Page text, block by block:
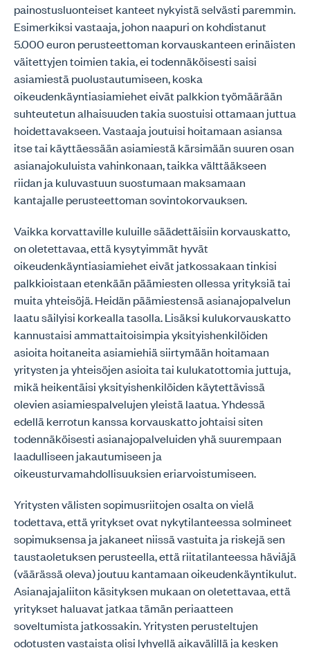
painostusluonteiset kanteet nykyistä selvästi paremmin.
Esimerkiksi vastaaja, johon naapuri on kohdistanut
5.000 euron perusteettoman korvauskanteen erinäisten
väitettyjen toimien takia, ei todennäköisesti saisi
asiamiestä puolustautumiseen, koska
oikeudenkäyntiasiamiehet eivät palkkion työmäärään
suhteutetun alhaisuuden takia suostuisi ottamaan juttua
hoidettavakseen. Vastaaja joutuisi hoitamaan asiansa
itse tai käyttäessään asiamiestä kärsimään suuren osan
asianajokuluista vahinkonaan, taikka välttääkseen
riidan ja kuluvastuun suostumaan maksamaan
kantajalle perusteettoman sovintokorvauksen.
Vaikka korvattaville kuluille säädettäisiin korvauskatto,
on oletettavaa, että kysytyimmät hyvät
oikeudenkäyntiasiamiehet eivät jatkossakaan tinkisi
palkkioistaan etenkään päämiesten ollessa yrityksiä tai
muita yhteisöjä. Heidän päämiestensä asianajopalvelun
laatu säilyisi korkealla tasolla. Lisäksi kulukorvauskatto
kannustaisi ammattaitoisimpia yksityishenkilöiden
asioita hoitaneita asiamiehiä siirtymään hoitamaan
yritysten ja yhteisöjen asioita tai kulukatottomia juttuja,
mikä heikentäisi yksityishenkilöiden käytettävissä
olevien asiamiespalvelujen yleistä laatua. Yhdessä
edellä kerrotun kanssa korvauskatto johtaisi siten
todennäköisesti asianajopalveluiden yhä suurempaan
laadulliseen jakautumiseen ja
oikeusturvamahdollisuuksien eriarvoistumiseen.
Yritysten välisten sopimusriitojen osalta on vielä
todettava, että yritykset ovat nykytilanteessa solmineet
sopimuksensa ja jakaneet niissä vastuita ja riskejä sen
taustaoletuksen perusteella, että riitatilanteessa häviäjä
(väärässä oleva) joutuu kantamaan oikeudenkäyntikulut.
Asianajajaliiton käsityksen mukaan on oletettavaa, että
yritykset haluavat jatkaa tämän periaatteen
soveltumista jatkossakin. Yritysten perusteltujen
odotusten vastaista olisi lyhyellä aikavälillä ja kesken